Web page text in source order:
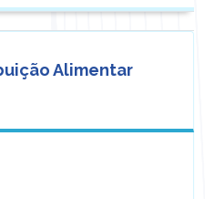
Alimentar